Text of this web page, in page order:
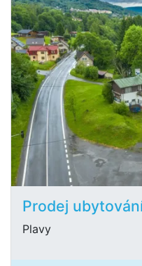
Prodej
Plavy